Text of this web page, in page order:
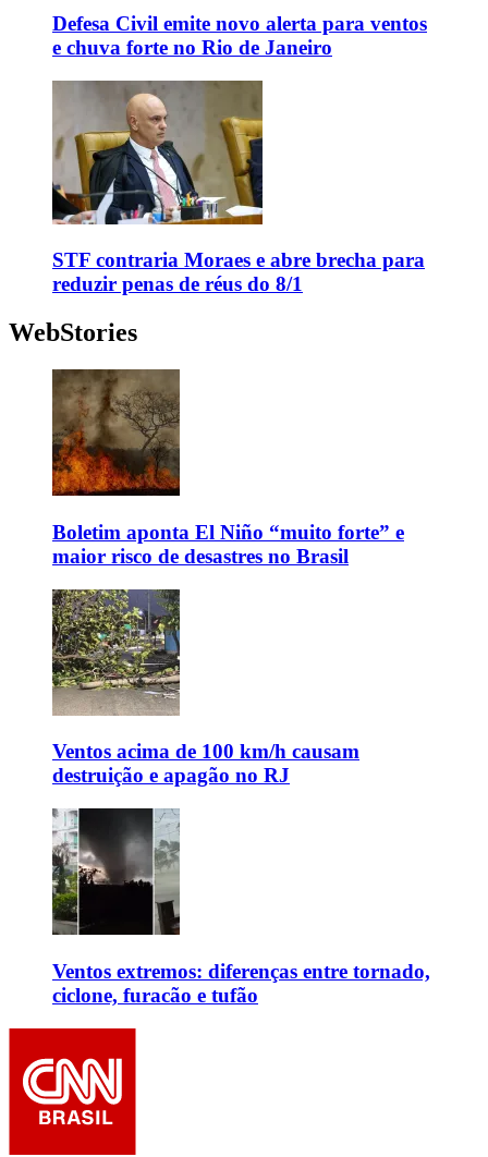
Defesa Civil emite novo alerta para ventos
e chuva forte no Rio de Janeiro
STF contraria Moraes e abre brecha para
reduzir penas de réus do 8/1
WebStories
Boletim aponta El Niño “muito forte” e
maior risco de desastres no Brasil
Ventos acima de 100 km/h causam
destruição e apagão no RJ
Ventos extremos: diferenças entre tornado,
ciclone, furacão e tufão